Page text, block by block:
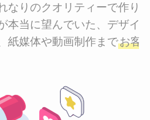
なりのクオリティーで作り
本当に望んでいた、デザイ
紙媒体や動画制作までお客